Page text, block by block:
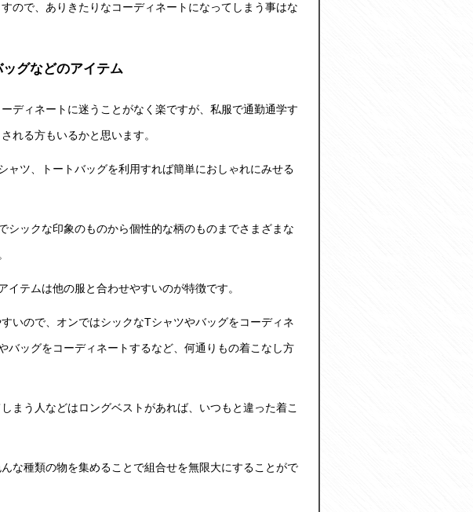
ので、ありきたりなコーディネートになってしまう事はな
グなどのアイテム
ディネートに迷うことがなく楽ですが、私服で通勤通学す
れる方もいるかと思います。
ャツ、トートバッグを利用すれば簡単におしゃれにみせる
シックな印象のものから個性的な柄のものまでさまざまな
テムは他の服と合わせやすいのが特徴です。
いので、オンではシックなTシャツやバッグをコーディネ
バッグをコーディネートするなど、何通りもの着こなし方
まう人などはロングベストがあれば、いつもと違った着こ
な種類の物を集めることで組合せを無限大にすることがで